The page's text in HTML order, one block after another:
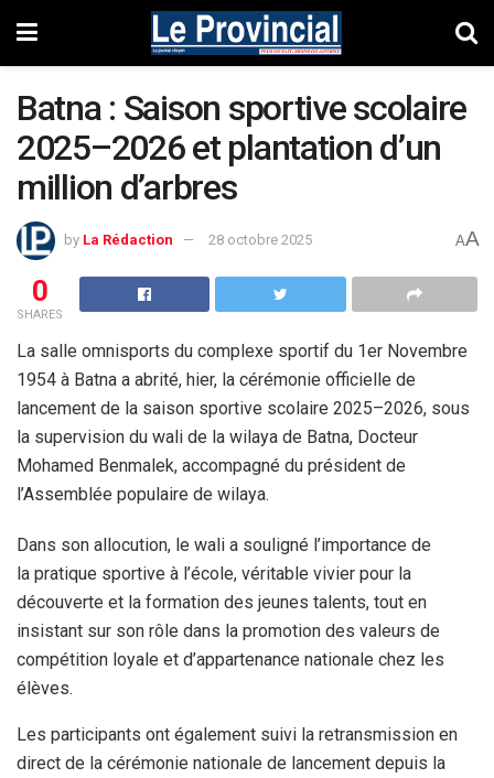
Batna : Saison sportive scolaire
2025–2026 et plantation d’un
million d’arbres
by La Rédaction 28 octobre 2025 AA
0
SHARES
La salle omnisports du complexe sportif du 1er Novembre
1954 à Batna a abrité, hier, la cérémonie officielle de
lancement de la saison sportive scolaire 2025–2026, sous
la supervision du wali de la wilaya de Batna, Docteur
Mohamed Benmalek, accompagné du président de
l’Assemblée populaire de wilaya.
Dans son allocution, le wali a souligné l’importance de
la pratique sportive à l’école, véritable vivier pour la
découverte et la formation des jeunes talents, tout en
insistant sur son rôle dans la promotion des valeurs de
compétition loyale et d’appartenance nationale chez les
élèves.
Les participants ont également suivi la retransmission en
direct de la cérémonie nationale de lancement depuis la